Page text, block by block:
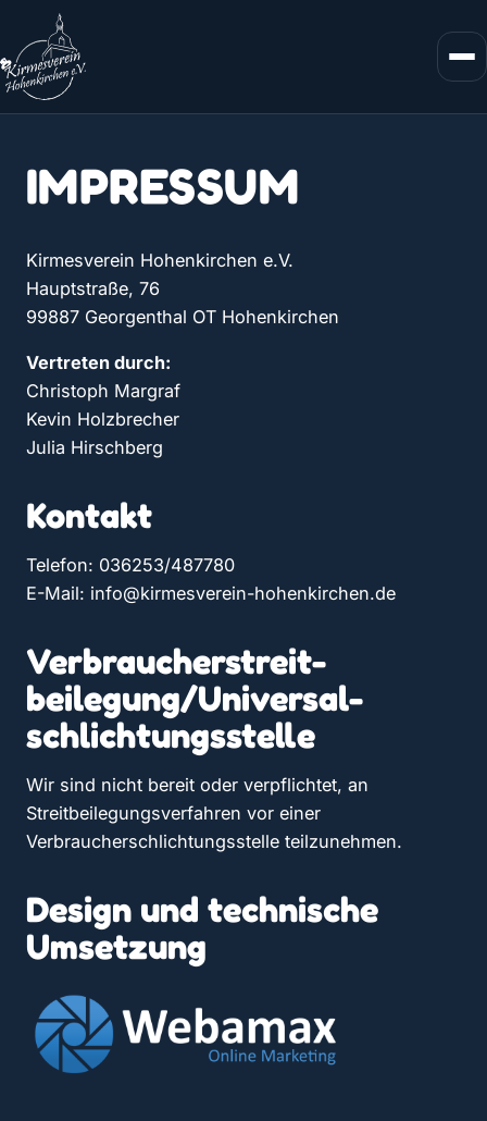
IMPRESSUM
Kirmesverein Hohenkirchen e.V.
Hauptstraße, 76
99887 Georgenthal OT Hohenkirchen
Vertreten durch:
Christoph Margraf
Kevin Holzbrecher
Julia Hirschberg
Kontakt
Telefon: 036253/487780
E-Mail: info@kirmesverein-hohenkirchen.de
Verbraucher­streit­
beilegung/Universal­
schlichtungs­stelle
Wir sind nicht bereit oder verpflichtet, an
Streitbeilegungsverfahren vor einer
Verbraucherschlichtungsstelle teilzunehmen.
Design und technische
Umsetzung